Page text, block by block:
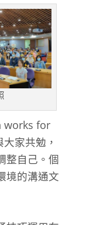
works for
家共勉，
整自己。個
境的溝通文